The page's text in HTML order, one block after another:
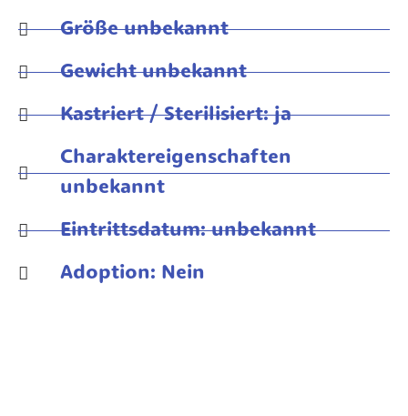
Größe unbekannt
Gewicht unbekannt
Kastriert / Sterilisiert: ja
Charaktereigenschaften
unbekannt
Eintrittsdatum: unbekannt
Adoption: Nein